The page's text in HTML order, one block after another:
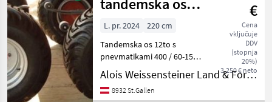
tandemska os
12t
€
Cena
vključuje
DDV
(stopnja
20%)
3.250 € neto
L. pr. 2024
220 cm
Tandemska os 12to s
pnevmatikami 400 / 60-15,
5, Zunanja širina 2, 20 m,
Visina pnevmatike približno
85 cm. Primerno za
Alois Weissensteiner Land & Forsttechnik
8932 St.Gallen